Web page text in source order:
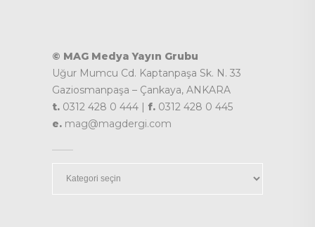
© MAG Medya Yayın Grubu
Uğur Mumcu Cd. Kaptanpaşa Sk. N. 33
Gaziosmanpaşa – Çankaya, ANKARA
t. 0312 428 0 444 | f. 0312 428 0 445
e. mag@magdergi.com